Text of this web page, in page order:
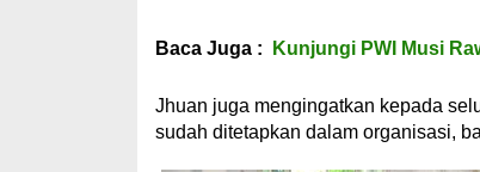
Baca Juga : Kunjungi PWI Musi
Jhuan juga mengingatkan kepada
sudah ditetapkan dalam organisasi,